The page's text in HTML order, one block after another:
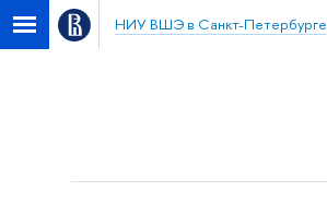
НИУ ВШЭ в Санкт-Петербурге